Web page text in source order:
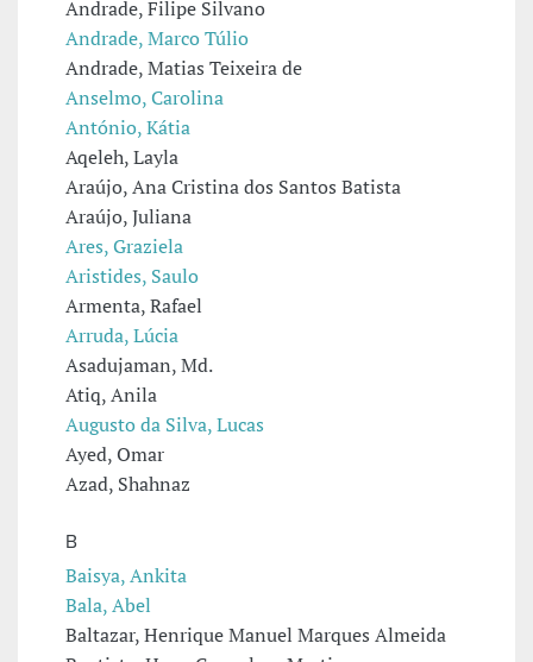
Andrade, Filipe Silvano
Andrade, Marco Túlio
Andrade, Matias Teixeira de
Anselmo, Carolina
António, Kátia
Aqeleh, Layla
Araújo, Ana Cristina dos Santos Batista
Araújo, Juliana
Ares, Graziela
Aristides, Saulo
Armenta, Rafael
Arruda, Lúcia
Asadujaman, Md.
Atiq, Anila
Augusto da Silva, Lucas
Ayed, Omar
Azad, Shahnaz
B
Baisya, Ankita
Bala, Abel
Baltazar, Henrique Manuel Marques Almeida